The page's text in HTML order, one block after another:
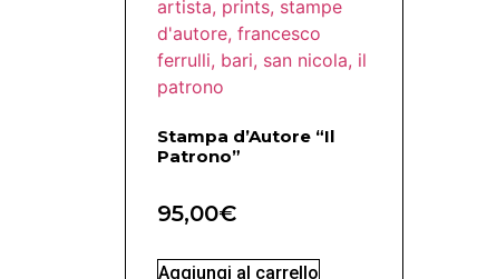
Stampa d’Autore “Il
Patrono”
95,00€
Aggiungi al carrello